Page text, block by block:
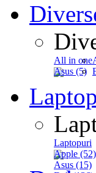
All in one
Asus (5)
Laptopuri
Apple (52)
Asus (15)